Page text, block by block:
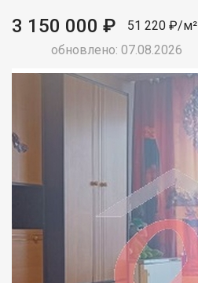
3 150 000 ₽
51 220 ₽/м²
обновлено: 07.08.2026